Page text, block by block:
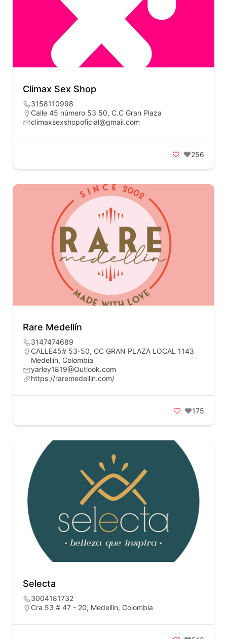
Climax Sex Shop
3158110998
Calle 45 número 53 50, C.C Gran Plaza
climaxsexshopoficial@gmail.com
256
Rare Medellín
3147474689
CALLE45# 53-50, CC GRAN PLAZA LOCAL 1143
Medellín, Colombia
yarley1819@Outlook.com
https://raremedellin.com/
175
Selecta
3004181732
Cra 53 # 47 - 20, Medellín, Colombia